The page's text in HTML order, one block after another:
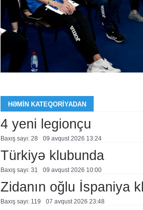
HƏMIN KATEQORIYADAN
4 yeni legionçu
Baxış sayı: 28 09 avqust 2026 13:24
Türkiyə klubunda
Baxış sayı: 31 09 avqust 2026 10:00
Zidanın oğlu İspaniya
Baxış sayı: 119 07 avqust 2026 23:48